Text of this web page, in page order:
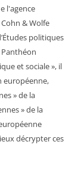
l'agence
& Wolfe
politiques
Panthéon
et sociale », il
européenne,
» de la
» de la
décrypter ces